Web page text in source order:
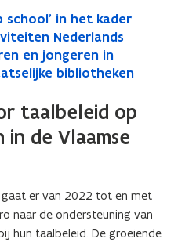
school’ in het kader
Nederlands
en jongeren in
bibliotheken
taalbeleid op
in de Vlaamse
gaat er van 2022 tot en met
naar de ondersteuning van
hun taalbeleid. De groeiende